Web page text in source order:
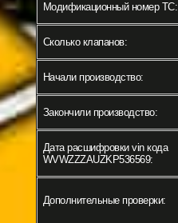
Модификационный номер ТС:
Сколько клапанов:
Начали производство:
Закончили производство:
Дата расшифровки vin кода
WVWZZZAUZKP536569:
Дополнительные проверки: